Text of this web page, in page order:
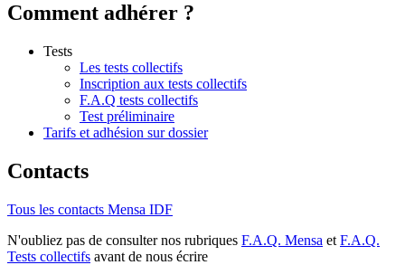
Comment adhérer ?
Tests
Les tests collectifs
Inscription aux tests collectifs
F.A.Q tests collectifs
Test préliminaire
Tarifs et adhésion sur dossier
Contacts
Tous les contacts Mensa IDF
N'oubliez pas de consulter nos rubriques F.A.Q. Mensa et F.A.Q.
Tests collectifs avant de nous écrire